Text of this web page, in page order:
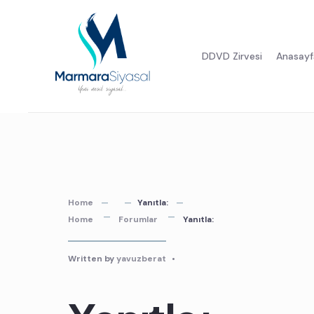
DDVD Zirvesi
Home
Yanıtla:
Home
Forumlar Yanıtla:
Written byyavuzberat •